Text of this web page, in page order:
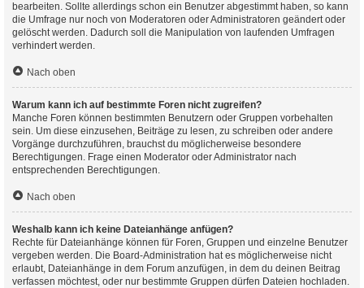
bearbeiten. Sollte allerdings schon ein Benutzer abgestimmt haben, so kann
die Umfrage nur noch von Moderatoren oder Administratoren geändert oder
gelöscht werden. Dadurch soll die Manipulation von laufenden Umfragen
verhindert werden.
Nach oben
Warum kann ich auf bestimmte Foren nicht zugreifen?
Manche Foren können bestimmten Benutzern oder Gruppen vorbehalten
sein. Um diese einzusehen, Beiträge zu lesen, zu schreiben oder andere
Vorgänge durchzuführen, brauchst du möglicherweise besondere
Berechtigungen. Frage einen Moderator oder Administrator nach
entsprechenden Berechtigungen.
Nach oben
Weshalb kann ich keine Dateianhänge anfügen?
Rechte für Dateianhänge können für Foren, Gruppen und einzelne Benutzer
vergeben werden. Die Board-Administration hat es möglicherweise nicht
erlaubt, Dateianhänge in dem Forum anzufügen, in dem du deinen Beitrag
verfassen möchtest, oder nur bestimmte Gruppen dürfen Dateien hochladen.